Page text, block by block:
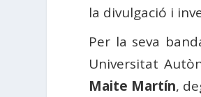
la divulgació i
Per la seva
Universitat
Maite Martín,